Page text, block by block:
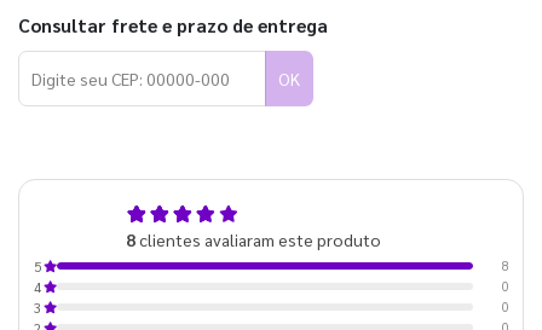
Consultar frete e prazo de entrega
OK
8clientes avaliaram este produto
5
8
4
0
3
0